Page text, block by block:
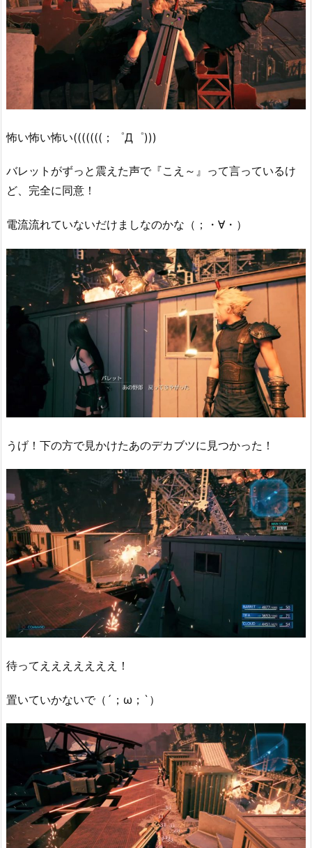
怖い怖い怖い(((((((；゜Д゜)))
バレットがずっと震えた声で『こえ～』って言っているけ
ど、完全に同意！
電流流れていないだけましなのかな（；・∀・）
うげ！下の方で見かけたあのデカブツに見つかった！
待ってえええええええ！
置いていかないで（´；ω；`）